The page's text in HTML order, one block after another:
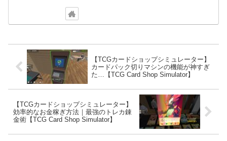
【TCGカードショップシミュレーター】
カードパック切りマシンの機能が神すぎ
た…【TCG Card Shop Simulator】
【TCGカードショップシミュレーター】
効率的なお金稼ぎ方法｜最強のトレカ錬
金術【TCG Card Shop Simulator】